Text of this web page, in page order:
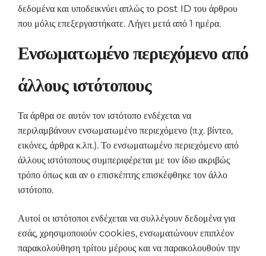
δεδομένα και υποδεικνύει απλώς το post ID του άρθρου
που μόλις επεξεργαστήκατε. Λήγει μετά από 1 ημέρα.
Ενσωματωμένο περιεχόμενο από
άλλους ιστότοπους
Τα άρθρα σε αυτόν τον ιστότοπο ενδέχεται να
περιλαμβάνουν ενσωματωμένο περιεχόμενο (π.χ. βίντεο,
εικόνες, άρθρα κ.λπ.). Το ενσωματωμένο περιεχόμενο από
άλλους ιστότοπους συμπεριφέρεται με τον ίδιο ακριβώς
τρόπο όπως και αν ο επισκέπτης επισκέφθηκε τον άλλο
ιστότοπο.
Αυτοί οι ιστότοποι ενδέχεται να συλλέγουν δεδομένα για
εσάς, χρησιμοποιούν cookies, ενσωματώνουν επιπλέον
παρακολούθηση τρίτου μέρους και να παρακολουθούν την